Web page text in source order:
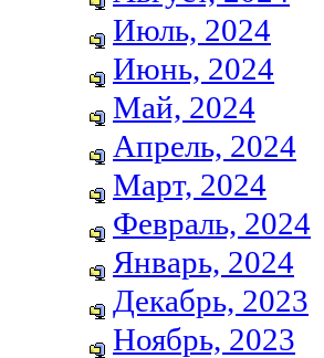
Июль, 2024
Июнь, 2024
Май, 2024
Апрель, 2024
Март, 2024
Февраль, 2024
Январь, 2024
Декабрь, 2023
Ноябрь, 2023